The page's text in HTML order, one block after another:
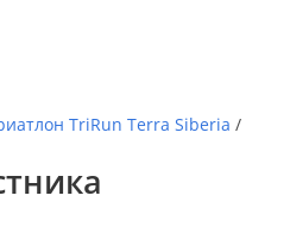
TriRun Terra Siberia /